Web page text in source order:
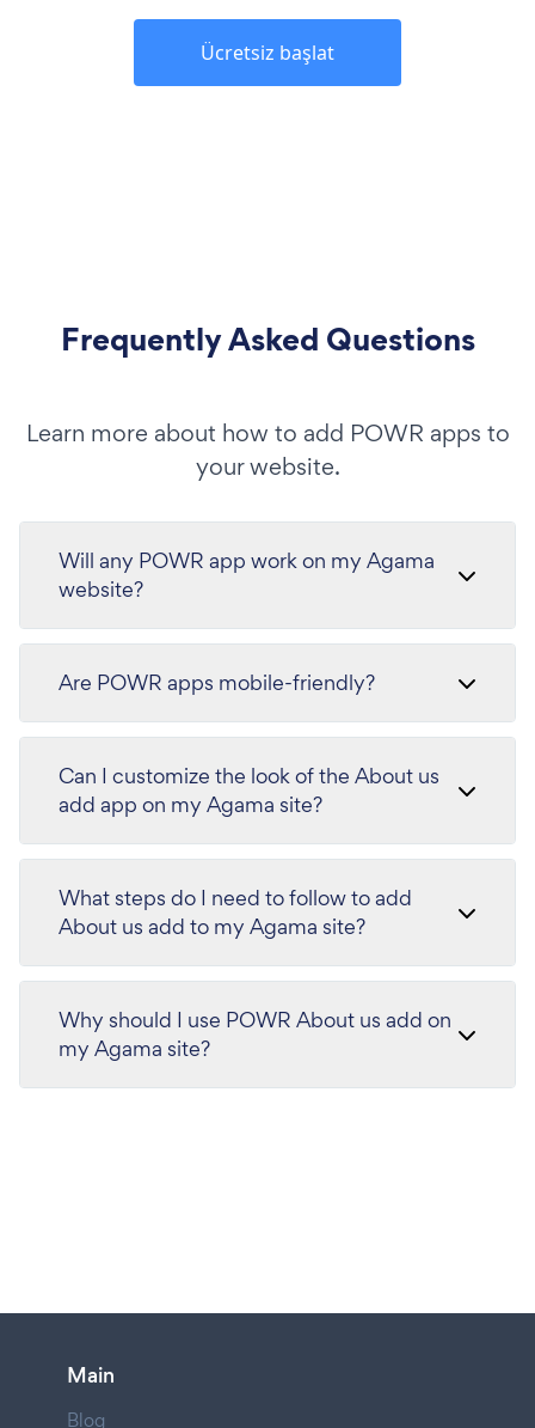
Ücretsiz başlat
Frequently Asked Questions
Learn more about how to add POWR apps to
your website.
Will any POWR app work on my Agama
website?
Are POWR apps mobile-friendly?
Can I customize the look of the About us
add app on my Agama site?
What steps do I need to follow to add
About us add to my Agama site?
Why should I use POWR About us add on
my Agama site?
Main
Blog